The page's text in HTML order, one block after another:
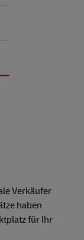
Verkäufer
haben
für Ihr